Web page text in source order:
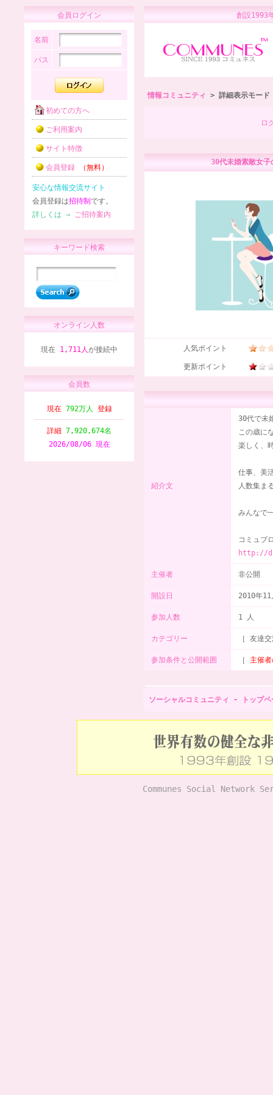
会員ログイン
名前
パス
初めての方へ
ご利用案内
サイト特徴
会員登録 （無料）
安心な情報交流サイト
会員登録は招待制 です。
詳しくは ⇒ ご招待案内
キーワード検索
オンライン人数
現在 1,711人が接続中
会員数
現在 792万人 登録
詳細 7,920,674名
2026/08/06 現在
創設
情報コミュニティ > 詳細表示モード
ロ
30代未婚素敵女
人気ポイント
更新ポイント
紹介文
30代で未
この歳に
楽しく、
仕事、美
人数集ま
みんなで
コミュブ
http://
主催者 非公開
開設日 2010年11
参加人数 1 人
カテゴリー ［ 友達
参加条件と公開範囲 ［ 主催
ソーシャルコミュニティ - トップペ
Communes Social Network